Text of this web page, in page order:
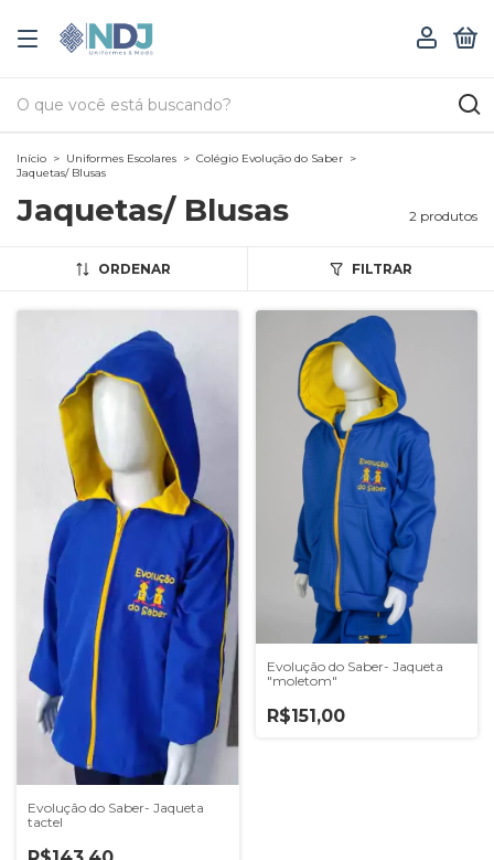
Início > Uniformes Escolares > Colégio Evolução do Saber >
Jaquetas/ Blusas
Jaquetas/ Blusas 2 produtos
ORDENAR FILTRAR
Evolução do Saber- Jaqueta
tactel
Evolução do Saber- Jaqueta
"moletom"
R$151,00